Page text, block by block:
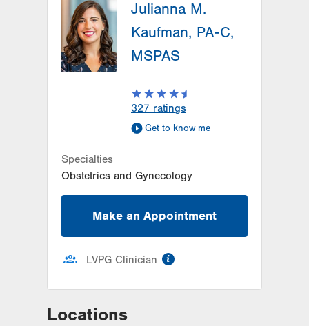
20 N Laurel Street
First Floor
Hazleton,PA
18201-5948
Get Directions
(570) 459-0082
LVPG Obstetrics and Gynecology-
Claremont Avenue
224 Claremont Avenue
18252-4434
Julianna M.
Kaufman, PA-C,
MSPAS
327 ratings
Get to know me
Specialties
Obstetrics and Gynecology
Make an Appointment
LVPG Clinician
Locations